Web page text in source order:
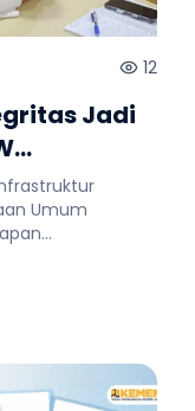
12
Jadi
Kelola
Umum
Kegiatan ini
sebagaimana